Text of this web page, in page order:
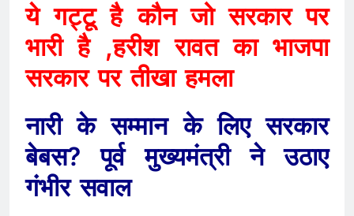
ये गट्टू है कौन जो सरकार पर
भारी है ,हरीश रावत का भाजपा
सरकार पर तीखा हमला
नारी के सम्मान के लिए सरकार
बेबस? पूर्व मुख्यमंत्री ने उठाए
गंभीर सवाल